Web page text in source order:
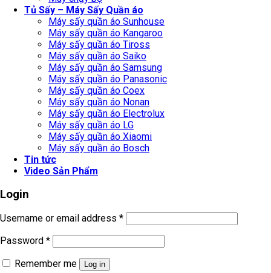
Tủ Sấy – Máy Sấy Quần áo
Máy sấy quần áo Sunhouse
Máy sấy quần áo Kangaroo
Máy sấy quần áo Tiross
Máy sấy quần áo Saiko
Máy sấy quần áo Samsung
Máy sấy quần áo Panasonic
Máy sấy quần áo Coex
Máy sấy quần áo Nonan
Máy sấy quần áo Electrolux
Máy sấy quần áo LG
Máy sấy quần áo Xiaomi
Máy sấy quần áo Bosch
Tin tức
Video Sản Phẩm
Login
Username or email address *
Password *
Remember me
Log in